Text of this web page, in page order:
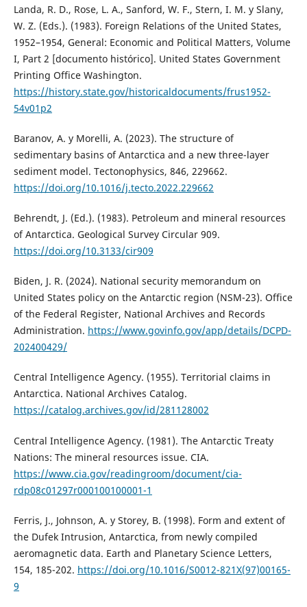
Landa, R. D., Rose, L. A., Sanford, W. F., Stern, I. M. y Slany,
W. Z. (Eds.). (1983). Foreign Relations of the United States,
1952–1954, General: Economic and Political Matters, Volume
I, Part 2 [documento histórico]. United States Government
Printing Office Washington.
https://history.state.gov/historicaldocuments/frus1952-
54v01p2
Baranov, A. y Morelli, A. (2023). The structure of
sedimentary basins of Antarctica and a new three-layer
sediment model. Tectonophysics, 846, 229662.
https://doi.org/10.1016/j.tecto.2022.229662
Behrendt, J. (Ed.). (1983). Petroleum and mineral resources
of Antarctica. Geological Survey Circular 909.
https://doi.org/10.3133/cir909
Biden, J. R. (2024). National security memorandum on
United States policy on the Antarctic region (NSM-23). Office
of the Federal Register, National Archives and Records
Administration. https://www.govinfo.gov/app/details/DCPD-
202400429/
Central Intelligence Agency. (1955). Territorial claims in
Antarctica. National Archives Catalog.
https://catalog.archives.gov/id/281128002
Central Intelligence Agency. (1981). The Antarctic Treaty
Nations: The mineral resources issue. CIA.
https://www.cia.gov/readingroom/document/cia-
rdp08c01297r000100100001-1
Ferris, J., Johnson, A. y Storey, B. (1998). Form and extent of
the Dufek Intrusion, Antarctica, from newly compiled
aeromagnetic data. Earth and Planetary Science Letters,
154, 185-202. https://doi.org/10.1016/S0012-821X(97)00165-
9